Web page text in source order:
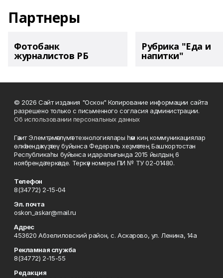
Партнеры
Фотобанк
журналистов РБ
Рубрика "Еда и
напитки"
© 2026 Сайт издания "Оскон" Копирование информации сайта
разрешено только с письменного согласия администрации.
Об использовании персональных данных
Гәзит Элемтә, мәғлүмәт технологиялары һәм киң коммуникациялар
өлкәһендә күҙәтеү буйынса Федераль хеҙмәттең Башҡортостан
Республикаһы буйынса идаралығында 2015 йылдың 6
ноябрендә теркәлде. Теркәү номеры ПИ № ТУ 02-01480.
Телефон
8(34772) 2-15-04
Эл. почта
oskon_askar@mail.ru
Адрес
453620 Абзелиловский район, с. Аскарово, ул. Ленина, 14а
Рекламная служба
8(34772) 2-15-55
Редакция